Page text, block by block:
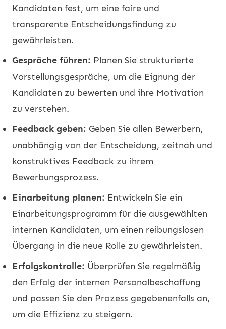
Kandidaten fest, um eine faire und
transparente Entscheidungsfindung zu
gewährleisten.
Gespräche führen: Planen Sie strukturierte
Vorstellungsgespräche, um die Eignung der
Kandidaten zu bewerten und ihre Motivation
zu verstehen.
Feedback geben: Geben Sie allen Bewerbern,
unabhängig von der Entscheidung, zeitnah und
konstruktives Feedback zu ihrem
Bewerbungsprozess.
Einarbeitung planen: Entwickeln Sie ein
Einarbeitungsprogramm für die ausgewählten
internen Kandidaten, um einen reibungslosen
Übergang in die neue Rolle zu gewährleisten.
Erfolgskontrolle: Überprüfen Sie regelmäßig
den Erfolg der internen Personalbeschaffung
und passen Sie den Prozess gegebenenfalls an,
um die Effizienz zu steigern.